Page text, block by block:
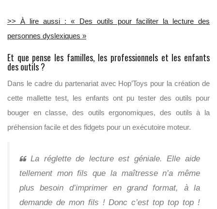
>> À lire aussi : « Des outils pour faciliter la lecture des
personnes dyslexiques »
Et que pense les familles, les professionnels et les enfants
des outils ?
Dans le cadre du partenariat avec Hop’Toys pour la création de
cette mallette test, les enfants ont pu tester des outils pour
bouger en classe, des outils ergonomiques, des outils à la
préhension facile et des fidgets pour un exécutoire moteur.
La réglette de lecture est géniale. Elle aide
tellement mon fils que la maîtresse n’a même
plus besoin d’imprimer en grand format, à la
demande de mon fils ! Donc c’est top top top !